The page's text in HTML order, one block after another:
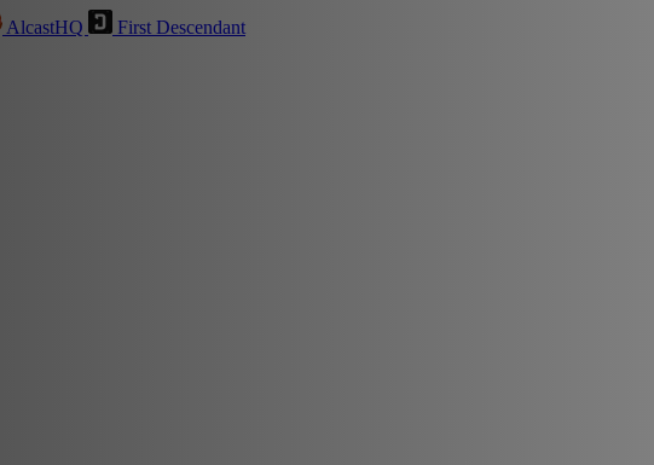
AlcastHQ
First Descendant